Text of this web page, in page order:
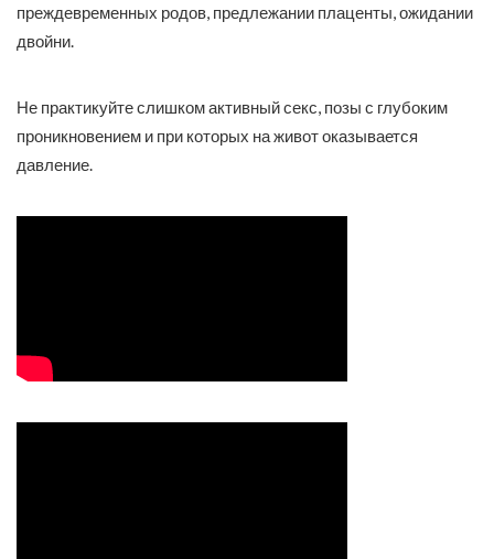
преждевременных родов, предлежании плаценты, ожидании
двойни.
Не практикуйте слишком активный секс, позы с глубоким
проникновением и при которых на живот оказывается
давление.